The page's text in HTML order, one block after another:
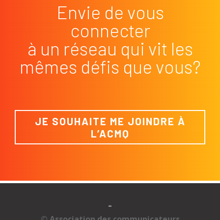
Envie de vous
connecter
à un réseau qui vit les
mêmes défis que vous?
JE SOUHAITE ME JOINDRE À
L’ACMQ
-